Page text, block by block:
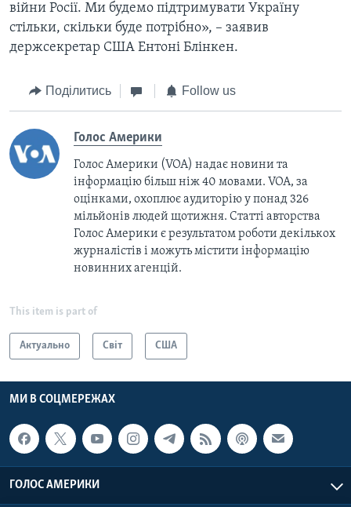
війни Росії. Ми будемо підтримувати Україну
стільки, скільки буде потрібно», – заявив
держсекретар США Ентоні Блінкен.
Поділитись Follow us
Голос Америки
Голос Америки (VOA) надає новини та
інформацію більш ніж 40 мовами. VOA, за
оцінками, охоплює аудиторію у понад 326
мільйонів людей щотижня. Статті авторства
Голос Америки є результатом роботи декількох
журналістів і можуть містити інформацію
новинних агенцій.
This item is part of
Актуально Світ США
МИ В СОЦМЕРЕЖАХ
ГОЛОС АМЕРИКИ